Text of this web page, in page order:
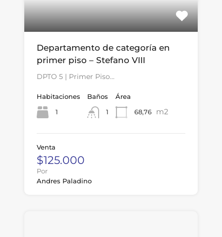
Departamento de categoría en
primer piso – Stefano VIII
DPTO 5 | Primer Piso…
Habitaciones
1
Baños
1
Área
68,76
m2
Venta
$125.000
Por
Andres Paladino